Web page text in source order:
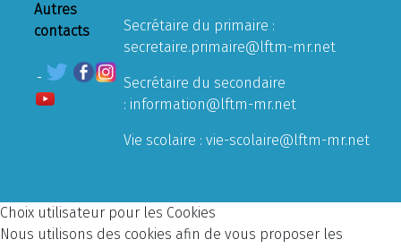
Autres
contacts
Secrétaire du primaire :
secretaire.primaire@lftm-mr.net
Secrétaire du secondaire
: information@lftm-mr.net
Vie scolaire : vie-scolaire@lftm-mr.net
Choix utilisateur pour les Cookies
Nous utilisons des cookies afin de vous proposer les